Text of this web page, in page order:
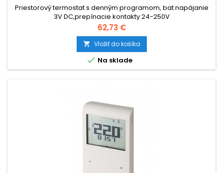
Priestorový termostat s denným programom, bat.napájanie
3V DC,prepínacie kontakty 24-250V
Cena
62,73 €
 Vložiť do košíka
 Na sklade